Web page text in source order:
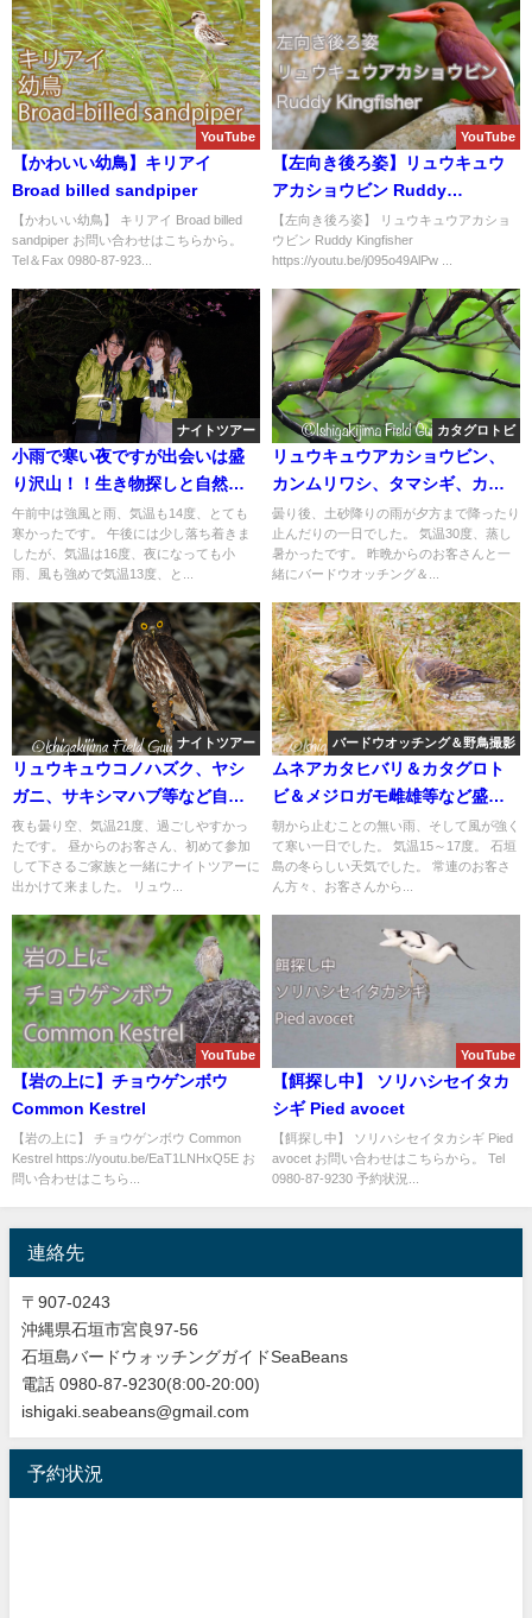
YouTube
【かわいい幼鳥】キリアイ
Broad billed sandpiper
【かわいい幼鳥】 キリアイ Broad billed
sandpiper お問い合わせはこちらから。
Tel＆Fax 0980-87-923...
YouTube
【左向き後ろ姿】リュウキュウ
アカショウビン Ruddy
Kingfisher
【左向き後ろ姿】 リュウキュウアカショ
ウビン Ruddy Kingfisher
https://youtu.be/j095o49AlPw ...
ナイトツアー
小雨で寒い夜ですが出会いは盛
り沢山！！生き物探しと自然観
察のナイトツアー！！
午前中は強風と雨、気温も14度、とても
寒かったです。 午後には少し落ち着きま
したが、気温は16度、夜になっても小
雨、風も強めで気温13度、と...
カタグロトビ
リュウキュウアカショウビン、
カンムリワシ、タマシギ、カラ
ムクドリ等など盛り沢山！！バ
ードウオッチング＆野鳥撮影ガ
イド。
曇り後、土砂降りの雨が夕方まで降ったり
止んだりの一日でした。 気温30度、蒸し
暑かったです。 昨晩からのお客さんと一
緒にバードウオッチング＆...
ナイトツアー
リュウキュウコノハズク、ヤシ
ガニ、サキシマハブ等など自然
観察と生き物探しのナイトツア
ー！！
夜も曇り空、気温21度、過ごしやすかっ
たです。 昼からのお客さん、初めて参加
して下さるご家族と一緒にナイトツアーに
出かけて来ました。 リュウ...
バードウオッチング＆野鳥撮影
ムネアカタヒバリ＆カタグロト
ビ＆メジロガモ雌雄等など盛り
沢山の出会いのバードウオッチ
ング＆野鳥撮影ガイド!!
朝から止むことの無い雨、そして風が強く
て寒い一日でした。 気温15～17度。 石垣
島の冬らしい天気でした。 常連のお客さ
ん方々、お客さんから...
YouTube
【岩の上に】チョウゲンボウ
Common Kestrel
【岩の上に】 チョウゲンボウ Common
Kestrel https://youtu.be/EaT1LNHxQ5E お
問い合わせはこちら...
YouTube
【餌探し中】 ソリハシセイタカ
シギ Pied avocet
【餌探し中】 ソリハシセイタカシギ Pied
avocet お問い合わせはこちらから。 Tel
0980-87-9230 予約状況...
連絡先
〒907-0243
沖縄県石垣市宮良97-56
石垣島バードウォッチングガイドSeaBeans
電話 0980-87-9230(8:00-20:00)
ishigaki.seabeans@gmail.com
予約状況